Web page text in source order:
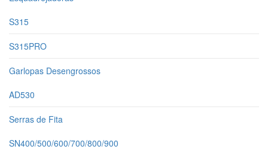
S315
S315PRO
Garlopas Desengrossos
AD530
Serras de Fita
SN400/500/600/700/800/900